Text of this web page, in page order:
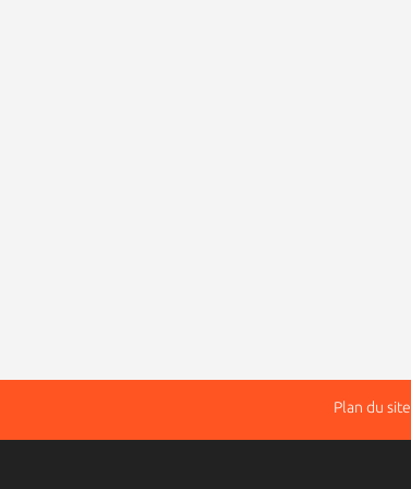
Plan du site